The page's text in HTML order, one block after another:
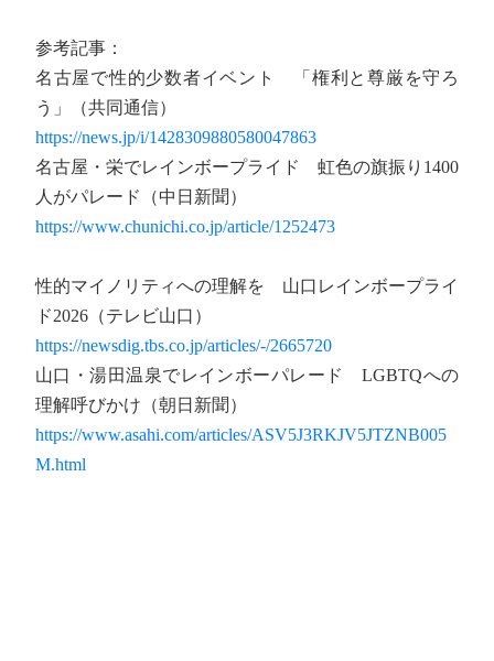
参考記事：
名古屋で性的少数者イベント 「権利と尊厳を守ろ
う」（共同通信）
https://news.jp/i/1428309880580047863
名古屋・栄でレインボープライド 虹色の旗振り1400
人がパレード（中日新聞）
https://www.chunichi.co.jp/article/1252473
性的マイノリティへの理解を 山口レインボープライ
ド2026（テレビ山口）
https://newsdig.tbs.co.jp/articles/-/2665720
山口・湯田温泉でレインボーパレード LGBTQへの
理解呼びかけ（朝日新聞）
https://www.asahi.com/articles/ASV5J3RKJV5JTZNB005
M.html